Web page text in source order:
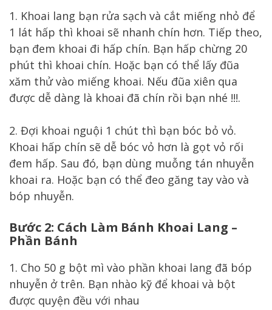
1. Khoai lang bạn rửa sạch và cắt miếng nhỏ để
1 lát hấp thì khoai sẽ nhanh chín hơn. Tiếp theo,
bạn đem khoai đi hấp chín. Bạn hấp chừng 20
phút thì khoai chín. Hoặc bạn có thể lấy đũa
xăm thử vào miếng khoai. Nếu đũa xiên qua
được dễ dàng là khoai đã chín rồi bạn nhé !!!.
2. Đợi khoai nguội 1 chút thì bạn bóc bỏ vỏ.
Khoai hấp chín sẽ dễ bóc vỏ hơn là gọt vỏ rối
đem hấp. Sau đó, bạn dùng muỗng tán nhuyễn
khoai ra. Hoặc bạn có thể đeo găng tay vào và
bóp nhuyễn.
Bước 2: Cách Làm Bánh Khoai Lang –
Phần Bánh
1. Cho 50 g bột mì vào phần khoai lang đã bóp
nhuyễn ở trên. Bạn nhào kỹ để khoai và bột
được quyện đều với nhau